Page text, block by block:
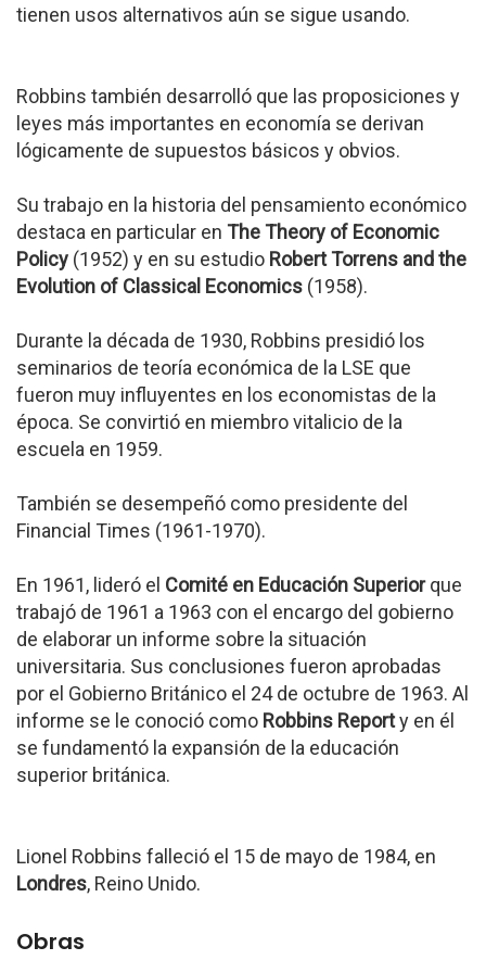
tienen usos alternativos aún se sigue usando.
Robbins también desarrolló que las proposiciones y
leyes más importantes en economía se derivan
lógicamente de supuestos básicos y obvios.
Su trabajo en la historia del pensamiento económico
destaca en particular en The Theory of Economic
Policy (1952) y en su estudio Robert Torrens and the
Evolution of Classical Economics (1958).
Durante la década de 1930, Robbins presidió los
seminarios de teoría económica de la LSE que
fueron muy influyentes en los economistas de la
época. Se convirtió en miembro vitalicio de la
escuela en 1959.
También se desempeñó como presidente del
Financial Times (1961-1970).
En 1961, lideró el Comité en Educación Superiorque
trabajó de 1961 a 1963 con el encargo del gobierno
de elaborar un informe sobre la situación
universitaria. Sus conclusiones fueron aprobadas
por el Gobierno Británico el 24 de octubre de 1963. Al
informe se le conoció como Robbins Reporty en él
se fundamentó la expansión de la educación
superior británica.
Lionel Robbins falleció el 15 de mayo de 1984, en
Londres, Reino Unido.
Obras